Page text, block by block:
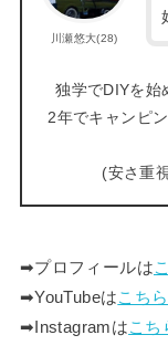
川瀬悠大(28)
独学でDIYを始
2年でキャンピ
(安さ重
➡︎プロフィールは
➡︎YouTubeはこちら
➡︎Instagramはこち